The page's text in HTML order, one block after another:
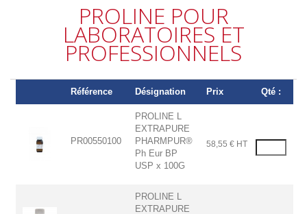
PROLINE POUR
LABORATOIRES ET
PROFESSIONNELS
Référence Désignation Prix Qté :
PR00550100
PROLINE L
EXTRAPURE
PHARMPUR®
Ph Eur BP
USP x 100G
58,55 € HT
PROLINE L
EXTRAPURE